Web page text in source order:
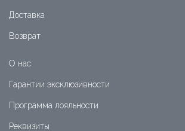
Доставка
Возврат
О нас
Гарантии эксклюзивности
Программа лояльности
Реквизиты